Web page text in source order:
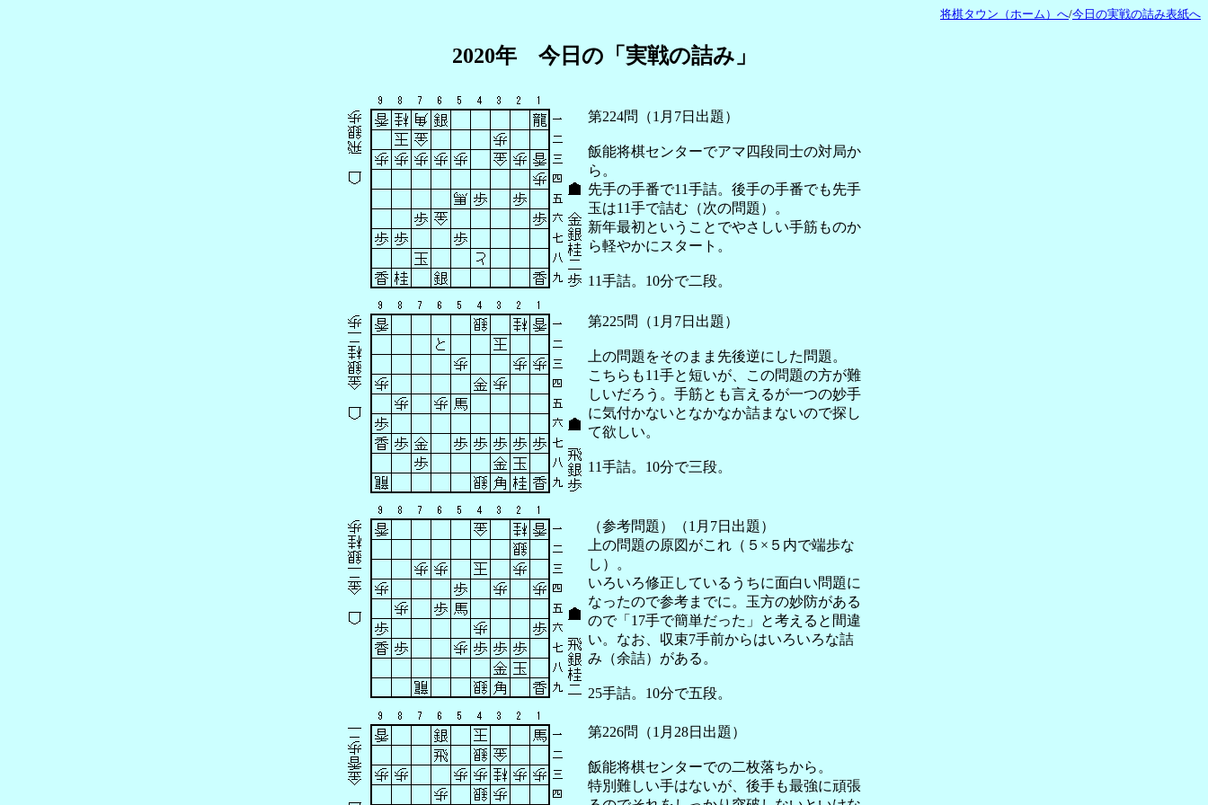
将棋タウン（ホーム）へ/今日の実戦の詰み表紙へ
2020年 今日の「実戦の詰み」
第224問（1月7日出題）
飯能将棋センターでアマ四段同士の対局か
ら。
先手の手番で11手詰。後手の手番でも先手
玉は11手で詰む（次の問題）。
新年最初ということでやさしい手筋ものか
ら軽やかにスタート。
11手詰。10分で二段。
第225問（1月7日出題）
上の問題をそのまま先後逆にした問題。
こちらも11手と短いが、この問題の方が難
しいだろう。手筋とも言えるが一つの妙手
に気付かないとなかなか詰まないので探し
て欲しい。
11手詰。10分で三段。
（参考問題）（1月7日出題）
上の問題の原図がこれ（５×５内で端歩な
し）。
いろいろ修正しているうちに面白い問題に
なったので参考までに。玉方の妙防がある
ので「17手で簡単だった」と考えると間違
い。なお、収束7手前からはいろいろな詰
み（余詰）がある。
25手詰。10分で五段。
第226問（1月28日出題）
飯能将棋センターでの二枚落ちから。
特別難しい手はないが、後手も最強に頑張